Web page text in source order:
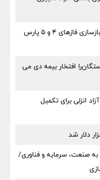
بانک تجارت، تأمین‌کننده مالی پروژه بازسازی فازهای ۴ و ۵ پارس
افتخار بیمه دی می
انزلی برای تكمیل
به صنعت، سرمایه و فناوری/